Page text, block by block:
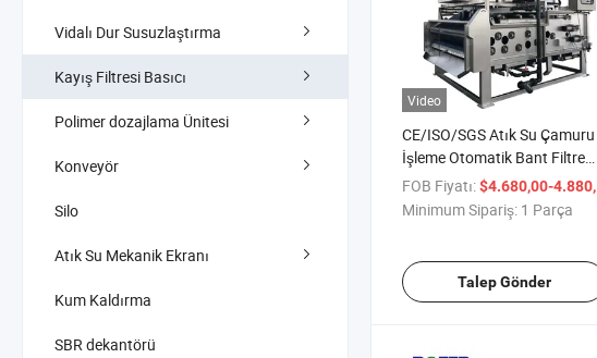
Vidalı Dur Susuzlaştırma
Kayış Filtresi Basıcı
Polimer dozajlama Ünitesi
Konveyör
Silo
Atık Su Mekanik Ekranı
Kum Kaldırma
SBR dekantörü
Video
CE/ISO/SGS Atık Su Çamuru
İşleme Otomatik Bant Filtre
Presi Satışta Harika Fiyat ile
FOB Fiyatı:$4.680,00-4.880,00
Minimum Sipariş: 1 Parça
Talep Gönder